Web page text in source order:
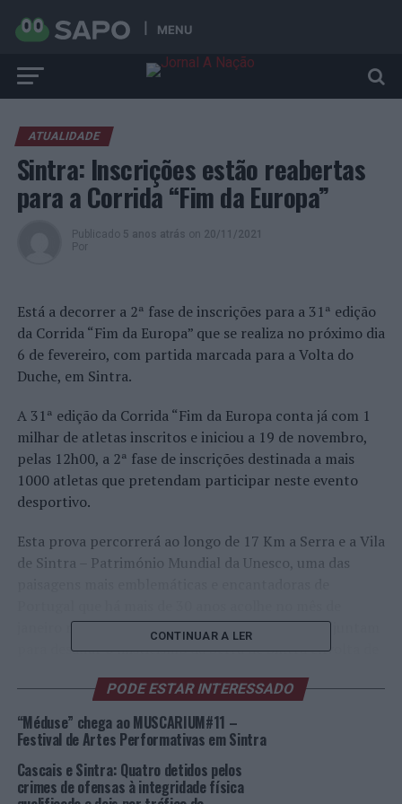
MENU
ATUALIDADE
Sintra: Inscrições estão reabertas
para a Corrida “Fim da Europa”
Publicado 5 anos atrás on 20/11/2021
Por
Está a decorrer a 2ª fase de inscrições para a 31ª edição
da Corrida “Fim da Europa” que se realiza no próximo dia
6 de fevereiro, com partida marcada para a Volta do
Duche, em Sintra.
A 31ª edição da Corrida “Fim da Europa conta já com 1
milhar de atletas inscritos e iniciou a 19 de novembro,
pelas 12h00, a 2ª fase de inscrições destinada a mais
1000 atletas que pretendam participar neste evento
desportivo.
Esta prova percorrerá ao longo de 17 Km a Serra e a Vila
de Sintra – Património Mundial da Unesco, uma das
janeiro milhares de atletas que, ano após ano, se juntam
para desafiar o misticismo da Serra de Sintra envolta de
histórico cultural.
As características únicas desta corrida, conferidas por
condições climatéricas mais agrestes que se fazem sentir
em Sintra em janeiro), o traçado do percurso, a dureza
CONTINUAR A LER
PODE ESTAR INTERESSADO
“Méduse” chega ao MUSCARIUM#11 –
Festival de Artes Performativas em Sintra
Cascais e Sintra: Quatro detidos pelos
crimes de ofensas à integridade física